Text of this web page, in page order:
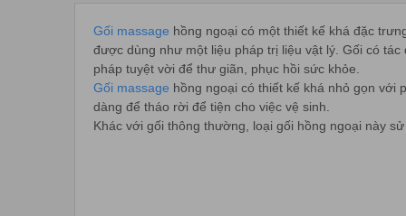
Gối massage hồng ngoại có một thiết kế khá đặc
được dùng như một liệu pháp trị liệu vật lý. Gối có
pháp tuyệt vời để thư giãn, phục hồi sức khỏe.
Gối massage hồng ngoại có thiết kế khá nhỏ gọn với
dàng để tháo rời để tiện cho việc vệ sinh.
Khác với gối thông thường, loại gối hồng ngoại này